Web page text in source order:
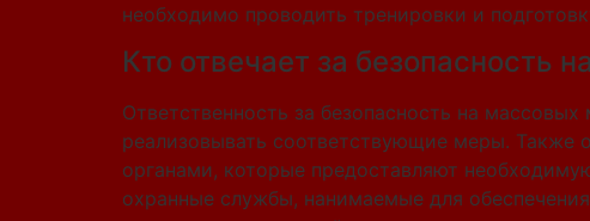
необходимо проводить тренировки и
Кто отвечает за безопасность
Ответственность за безопасность на
реализовывать соответствующие меры. Также
органами, которые предоставляют
охранные службы, нанимаемые для